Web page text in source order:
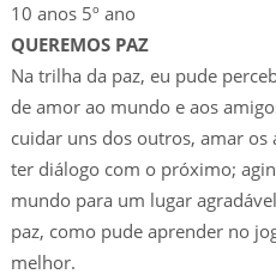
10 anos 5º ano
QUEREMOS PAZ
Na trilha da paz, eu pude
de amor ao mundo e aos
cuidar uns dos outros, amar os
ter diálogo com o próximo;
mundo para um lugar
paz, como pude aprender no
melhor.